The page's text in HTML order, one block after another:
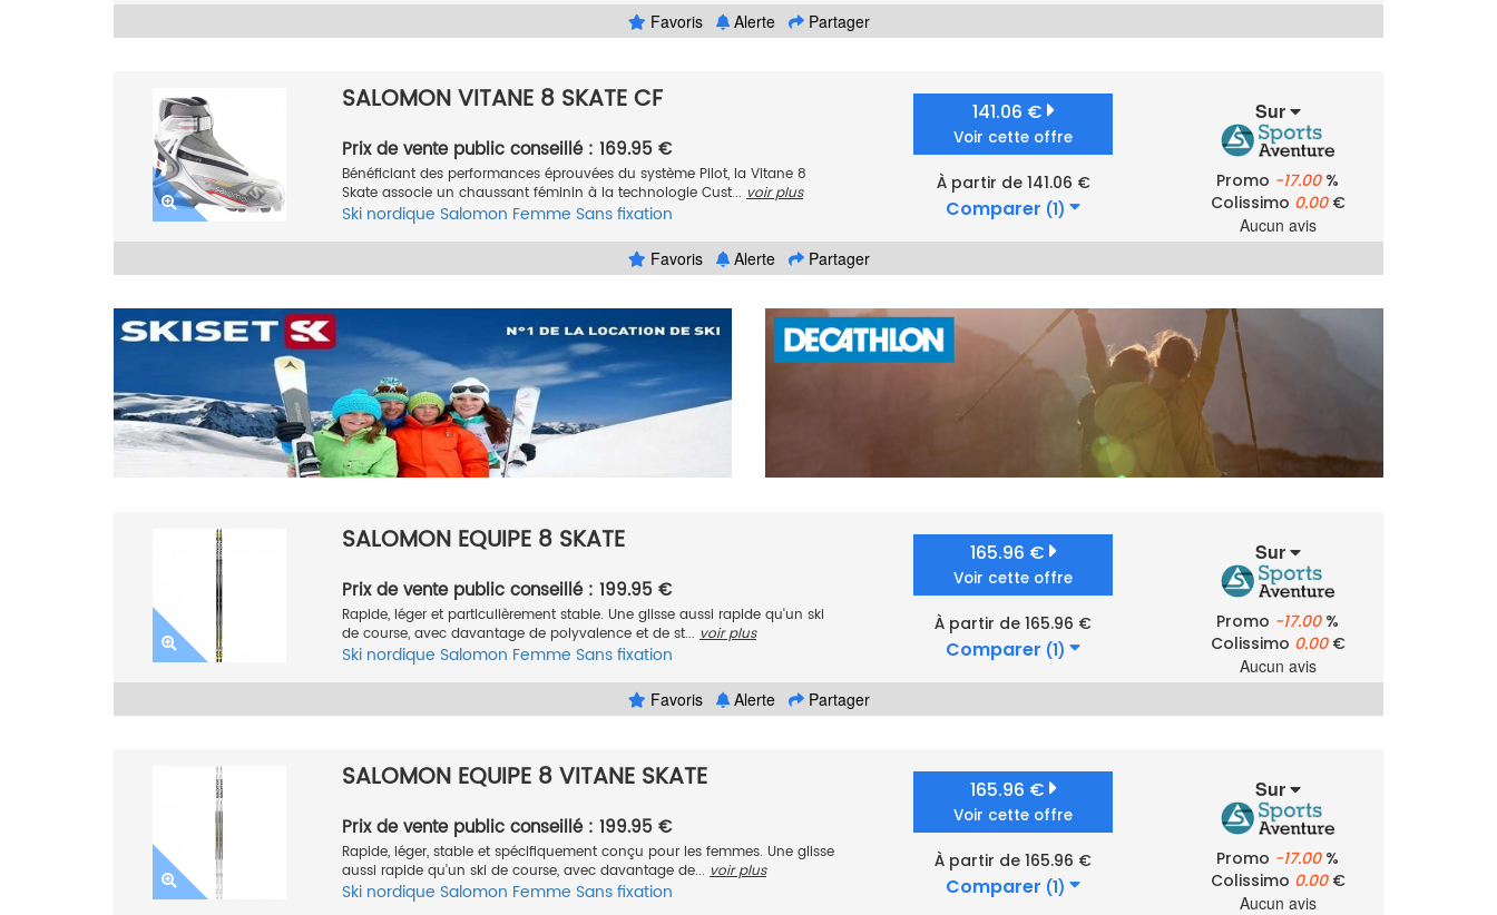
Favoris
Alerte Partager
SALOMON VITANE 8 SKATE CF
Prix de vente public conseillé : 169.95 €
Bénéficiant des performances éprouvées du système Pilot, la Vitane 8
Skate associe un chaussant féminin à la technologie Cust... voir plus
Ski nordique Salomon Femme Sans fixation
141.06 €
Voir cette offre
À partir de 141.06 €
Comparer (1)
Sur
Promo -17.00%
Colissimo 0.00€
Aucun avis
Favoris
Alerte Partager
SALOMON EQUIPE 8 SKATE
Prix de vente public conseillé : 199.95 €
Rapide, léger et particulièrement stable. Une glisse aussi rapide qu'un ski
de course, avec davantage de polyvalence et de st... voir plus
Ski nordique Salomon Femme Sans fixation
165.96 €
Voir cette offre
À partir de 165.96 €
Comparer (1)
Sur
Promo -17.00%
Colissimo 0.00€
Aucun avis
Favoris
Alerte Partager
SALOMON EQUIPE 8 VITANE SKATE
Prix de vente public conseillé : 199.95 €
Rapide, léger, stable et spécifiquement conçu pour les femmes. Une glisse
aussi rapide qu'un ski de course, avec davantage de... voir plus
Ski nordique Salomon Femme Sans fixation
165.96 €
Voir cette offre
À partir de 165.96 €
Comparer (1)
Sur
Promo -17.00%
Colissimo 0.00€
Aucun avis